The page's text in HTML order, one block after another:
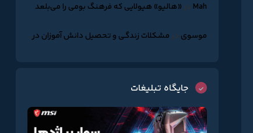
Mah در«هالیو» هیولایی که فرهنگ بومی را می‌بلعد
موسوی درمشکلات زندگـی و تحصیل دانش آموزان درکره جنوبـی
جایگاه تبلیغات